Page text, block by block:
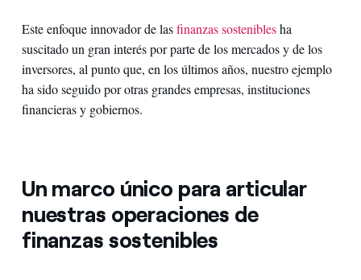
Este enfoque innovador de lasfinanzas sosteniblesha
suscitado un gran interés por parte de los mercados y de los
inversores, al punto que, en los últimos años, nuestro ejemplo
ha sido seguido por otras grandes empresas, instituciones
financieras y gobiernos.
Un marco único para articular
nuestras operaciones de
finanzas sostenibles